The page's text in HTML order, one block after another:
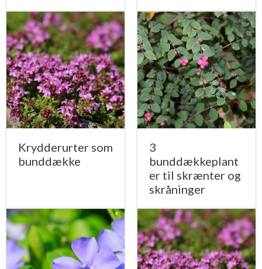
Krydderurter som
bunddække
3
bunddækkeplant
er til skrænter og
skråninger